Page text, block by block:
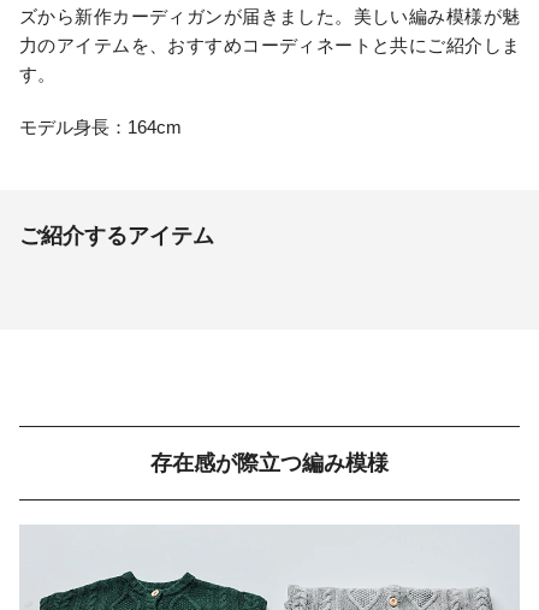
ズから新作カーディガンが届きました。美しい編み模様が魅
力のアイテムを、おすすめコーディネートと共にご紹介しま
す。
モデル身長：164cm
ご紹介するアイテム
存在感が際立つ編み模様